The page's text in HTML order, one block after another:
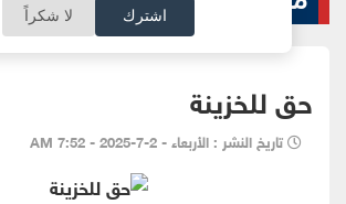
اشترك لا شكراً
حق للخزينة
تاريخ النشر : الأربعاء - 2-7-2025 - 7:52 AM